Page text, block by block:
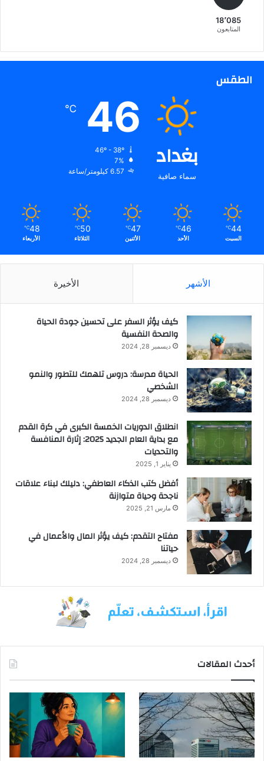
و
خ
18٬085
المتابعون
الطقس
بغداد
سماء صافية
46
℃
7%
6.57 كيلومتر/ساعة
44
℃
السبت
46
℃
الأحد
47
℃
الأثنين
50
℃
الثلاثاء
48
℃
الأربعاء
الأشهر الأخيرة
كيف يؤثر السفر على تحسين جودة الحياة
والصحة النفسية
ديسمبر 28, 2024
الحياة مدرسة: دروس تلهمك للتطور والنمو
الشخصي
ديسمبر 28, 2024
انطلاق الدوريات الخمسة الكبرى في كرة القدم
مع بداية العام الجديد 2025: إثارة المنافسة
والتحديات
يناير 1, 2025
أفضل كتب الذكاء العاطفي: دليلك لبناء علاقات
ناجحة وحياة متوازنة
مارس 21, 2025
مفتاح التقدم: كيف يؤثر المال والأعمال في
حياتنا
ديسمبر 28, 2024
أحدث المقالات